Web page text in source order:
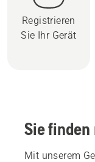
Registrieren
Sie Ihr Gerät
Sie finden
Mit unserem